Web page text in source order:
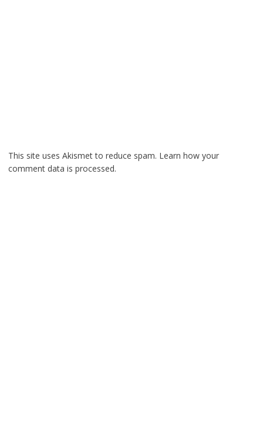
This site uses Akismet to reduce spam. Learn how your
comment data is processed.